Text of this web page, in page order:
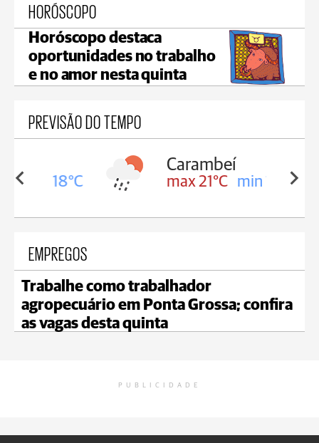
HORÓSCOPO
Horóscopo destaca
oportunidades no trabalho
e no amor nesta quinta
PREVISÃO DO TEMPO
18°C
Carambeí
max 21°C min 18°C
EMPREGOS
Trabalhe como trabalhador
agropecuário em Ponta Grossa; confira
as vagas desta quinta
PUBLICIDADE